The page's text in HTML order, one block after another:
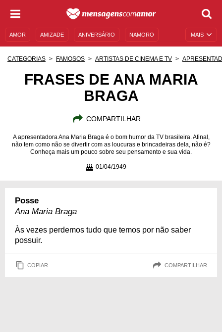
MAIS
AMOR AMIZADE ANIVERSÁRIO NAMORO
MENSAGENS DE ANIVERSÁRIO
CATEGORIAS FAMOSOS ARTISTAS DE CINEMA E TV
FRASES DE ANA MARIA
BRAGA
COMPARTILHAR
A apresentadora Ana Maria Braga é o bom humor da TV brasileira. Afinal,
não tem como não se divertir com as loucuras e brincadeiras dela, não é?
Conheça mais um pouco sobre seu pensamento e sua vida.
01/04/1949
Posse
Ana Maria Braga
Às vezes perdemos tudo que temos por não saber
possuir.
COPIAR COMPARTILHAR